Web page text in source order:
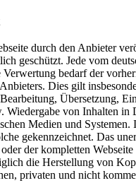
durch den Anbieter
geschützt. Jede vom
Verwertung bedarf der
Dies gilt
Übersetzung,
Wiedergabe von Inhalten in
Medien und Systemen.
gekennzeichnet. Das
der kompletten
die Herstellung von
privaten und nicht